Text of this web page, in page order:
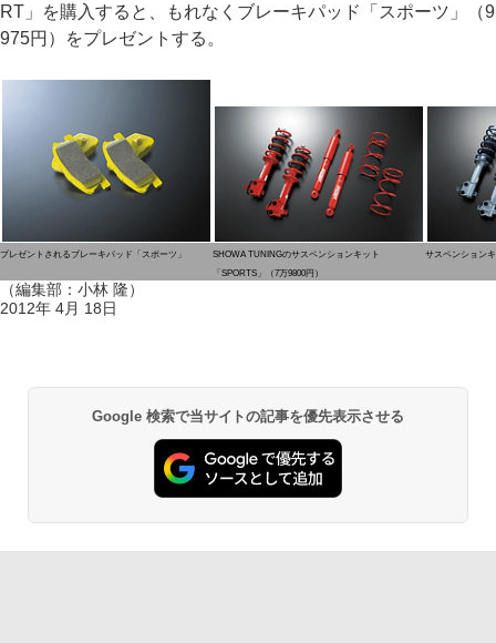
RT」を購入すると、もれなくブレーキパッド「スポーツ」（9
975円）をプレゼントする。
プレゼントされるブレーキパッド「スポーツ」
SHOWA TUNINGのサスペンションキット
「SPORTS」（7万9800円）
サスペンション
（編集部：小林 隆）
2012年 4月 18日
Google 検索で当サイトの記事を優先表示させる